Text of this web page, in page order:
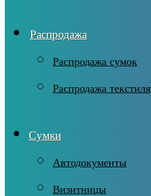
Распродажа
Распродажа сумок
Распродажа текстиля
Сумки
Автодокументы
Визитницы